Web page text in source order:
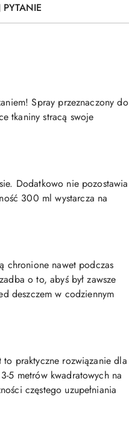
PYTANIE
Spray przeznaczony do
tkaniny stracą swoje
Dodatkowo nie pozostawia
300 ml wystarcza na
chronione nawet podczas
o to, abyś był zawsze
deszczem w codziennym
praktyczne rozwiązanie dla
5 metrów kwadratowych na
częstego uzupełniania